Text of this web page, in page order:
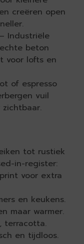
creëren open
– Industriële
beton
voor lofts en
of espresso
vuil
tot rustiek
in-register:
voor extra
en keukens.
maar warmer.
terracotta.
en tijdloos.